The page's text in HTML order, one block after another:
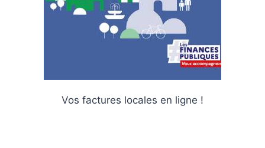
Vos factures locales en ligne !